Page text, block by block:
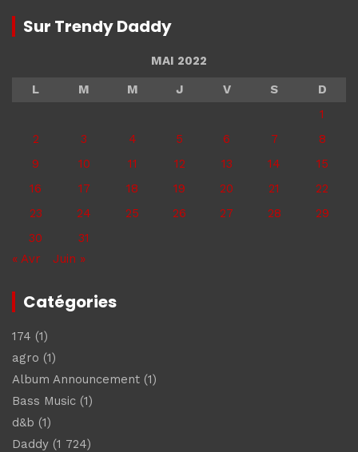
Sur Trendy Daddy
MAI 2022
L
M M J V S
D
1
2
3 4 5 6 7
8
9
10 11 12 13 14
15
16
17 18 19 20 21
22
23
24 25 26 27 28
29
30
31
« Avr
Juin »
Catégories
174 (1)
agro (1)
Album Announcement (1)
Bass Music (1)
d&b (1)
Daddy (1 724)